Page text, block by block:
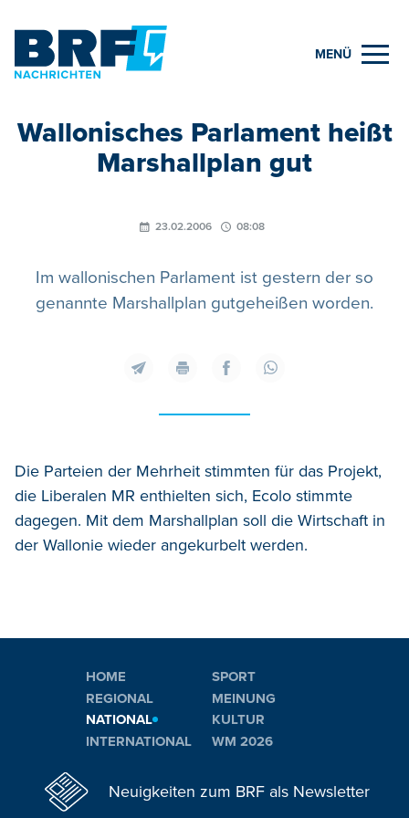
MENÜ
Wallonisches Parlament heißt
Marshallplan gut
23.02.2006 08:08
Im wallonischen Parlament ist gestern der so
genannte Marshallplan gutgeheißen worden.
Die Parteien der Mehrheit stimmten für das Projekt,
die Liberalen MR enthielten sich, Ecolo stimmte
dagegen. Mit dem Marshallplan soll die Wirtschaft in
der Wallonie wieder angekurbelt werden.
HOME
REGIONAL
NATIONAL
INTERNATIONAL
SPORT
MEINUNG
KULTUR
WM 2026
Neuigkeiten zum BRF als Newsletter